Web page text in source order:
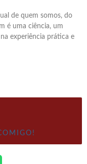
de quem somos, do
é uma ciência, um
experiência prática e